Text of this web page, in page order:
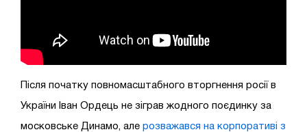
Після початку повномасштабного вторгнення росії в
України Іван Ордець не зіграв жодного поєдинку за
московське Динамо, але розважався на корпоративі з